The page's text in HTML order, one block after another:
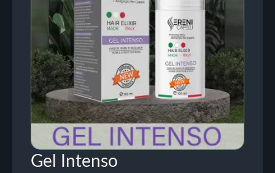
Gel Intenso